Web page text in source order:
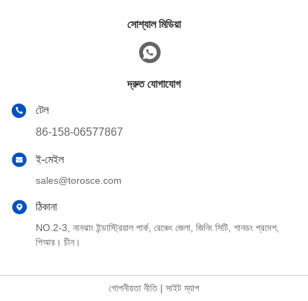
সোশ্যাল মিডিয়া
দ্রুত যোগাযোগ
টেল
86-158-06577867
ই-মেইল
sales@torosce.com
ঠিকানা
NO.2-3, নানঝাং ইন্ডাস্ট্রিয়াল পার্ক, রেঞ্চেং জেলা, জিনিং সিটি, শানডং প্রদেশ,
পিআর। চীন।
গোপনীয়তা নীতি| সাইট ম্যাপ